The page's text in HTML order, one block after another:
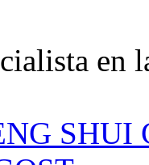
en